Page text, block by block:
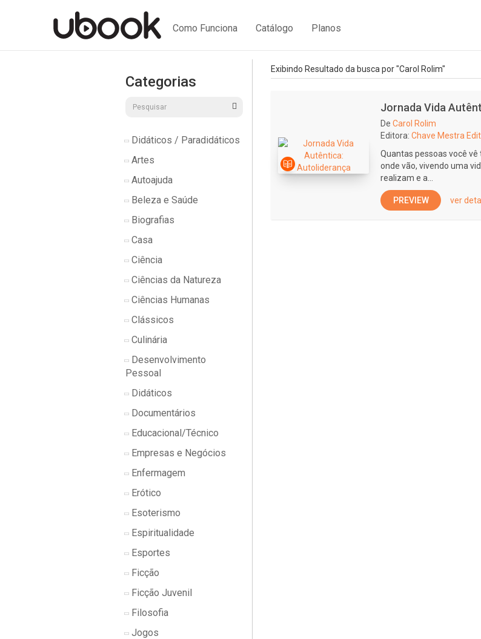
Como Funciona Catálogo Planos
Categorias
Didáticos / Paradidáticos
Artes
Autoajuda
Beleza e Saúde
Biografias
Casa
Ciência
Ciências da Natureza
Ciências Humanas
Clássicos
Culinária
Desenvolvimento
Pessoal
Didáticos
Documentários
Educacional/Técnico
Empresas e Negócios
Enfermagem
Erótico
Esoterismo
Espiritualidade
Esportes
Ficção
Ficção Juvenil
Filosofia
Jogos
Exibindo Resultado da busca por "Carol Rolim"
Jornada Vida
De Carol Rolim
Editora: Chave Mestra
Quantas pessoas você
onde vão, vivendo uma
realizam e a...
PREVIEW ver